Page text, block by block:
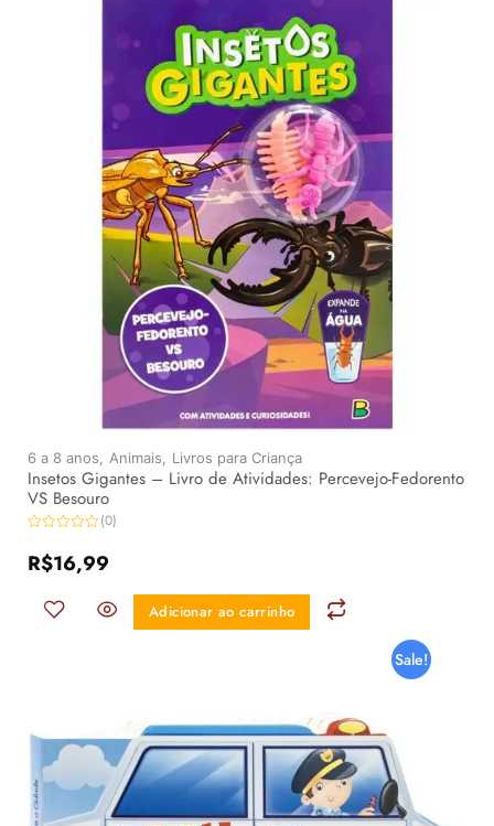
6 a 8 anos, Animais, Livros para Criança
Insetos Gigantes – Livro de Atividades: Percevejo-Fedorento
VS Besouro
0
de
(0)
R$16,99
Adicionar ao carrinho
Sale!